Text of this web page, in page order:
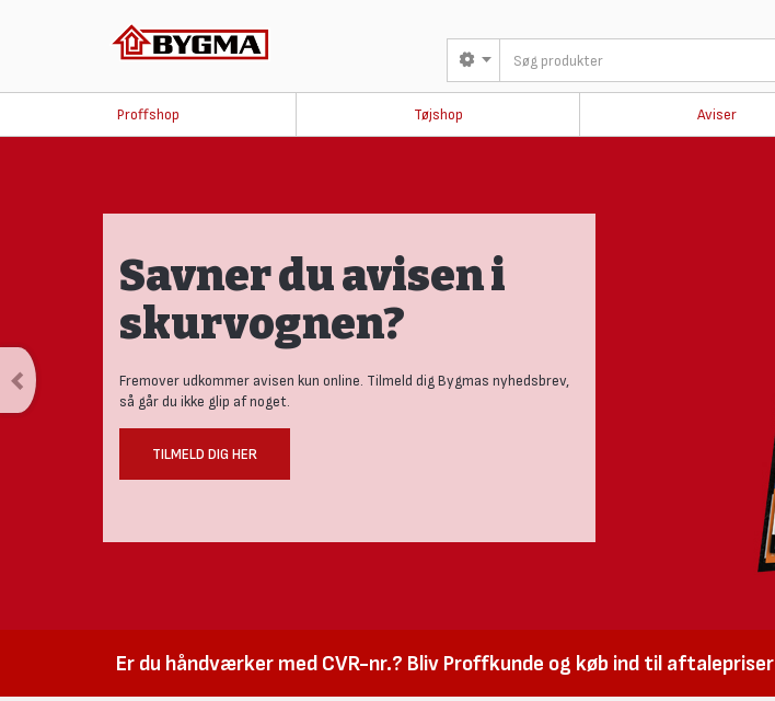
Proffshop Tøjshop Aviser
Savner du avisen i
skurvognen?
Fremover udkommer avisen kun online. Tilmeld dig Bygmas nyhedsbrev,
så går du ikke glip af noget.
TILMELD DIG HER
Er du håndværker med CVR-nr.? Bliv Proffkunde og køb ind til aftalepriser